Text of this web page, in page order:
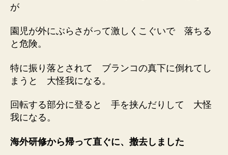
が
園児が外にぶらさがって激しくこぐいで 落ちる
と危険。
特に振り落とされて ブランコの真下に倒れてし
まうと 大怪我になる。
回転する部分に登ると 手を挟んだりして 大怪
我になる。
海外研修から帰って直ぐに、撤去しました